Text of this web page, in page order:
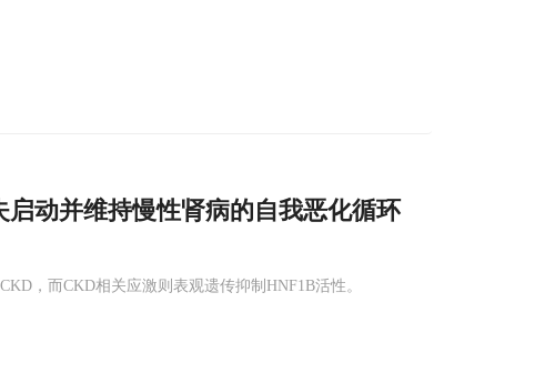
启动并维持慢性肾病的自我恶化循环
，而CKD相关应激则表观遗传抑制HNF1B活性。